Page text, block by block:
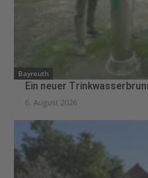
Bayreuth
Ein neuer
6. August 2026